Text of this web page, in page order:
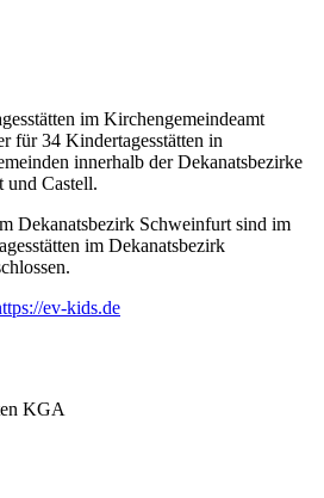
im Kirchengemeindeamt
für 34 Kindertagesstätten in
innerhalb der Dekanatsbezirke
und Castell.
Dekanatsbezirk Schweinfurt sind im
im Dekanatsbezirk
ev-kids.de
KGA